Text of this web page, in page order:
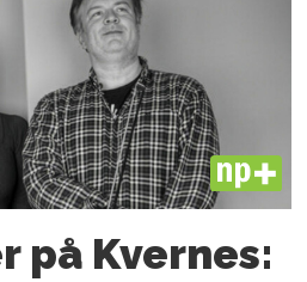
PLUS
på Kvernes: